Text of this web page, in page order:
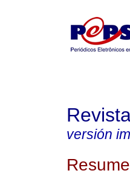
versión